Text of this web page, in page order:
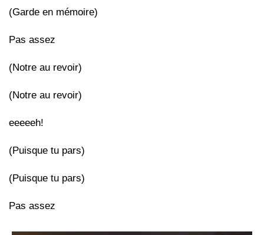
(Garde en mémoire)
Pas assez
(Notre au revoir)
(Notre au revoir)
eeeeeh!
(Puisque tu pars)
(Puisque tu pars)
Pas assez